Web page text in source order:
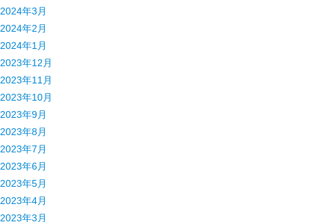
2024年3月
2024年2月
2024年1月
2023年12月
2023年11月
2023年10月
2023年9月
2023年8月
2023年7月
2023年6月
2023年5月
2023年4月
2023年3月